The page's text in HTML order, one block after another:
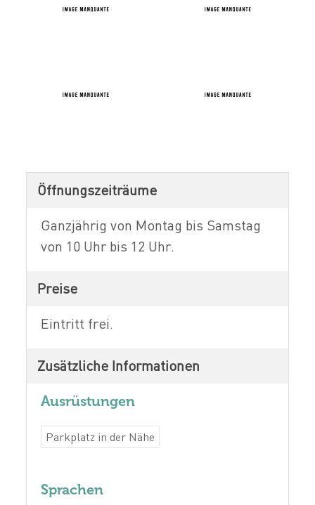
Öffnungszeiträume
Ganzjährig von Montag bis Samstag
von 10 Uhr bis 12 Uhr.
Preise
Eintritt frei.
Zusätzliche Informationen
Ausrüstungen
Parkplatz in der Nähe
Sprachen